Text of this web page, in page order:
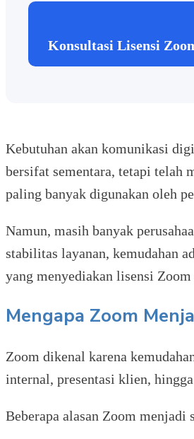
Konsultasi Lisensi
Kebutuhan akan komunikasi
bersifat sementara, tetapi telah
paling banyak digunakan oleh
Namun, masih banyak
stabilitas layanan, kemudahan
yang menyediakan lisensi
Mengapa Zoom
Zoom dikenal karena
internal, presentasi klien,
Beberapa alasan Zoom menjadi